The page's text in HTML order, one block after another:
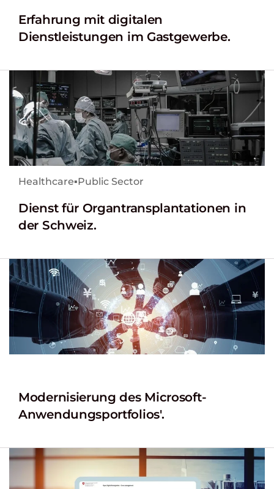
Erfahrung mit digitalen
Dienstleistungen im Gastgewerbe.
Healthcare▪Public Sector
Dienst für Organtransplantationen in
der Schweiz.
Modernisierung des Microsoft-
Anwendungsportfolios'.